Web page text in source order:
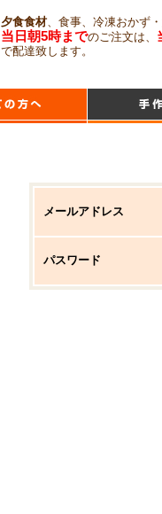
夕食食材、食事、冷凍おかず
当日朝5時までのご注文は、
で配達致します。
メールアドレス
パスワード